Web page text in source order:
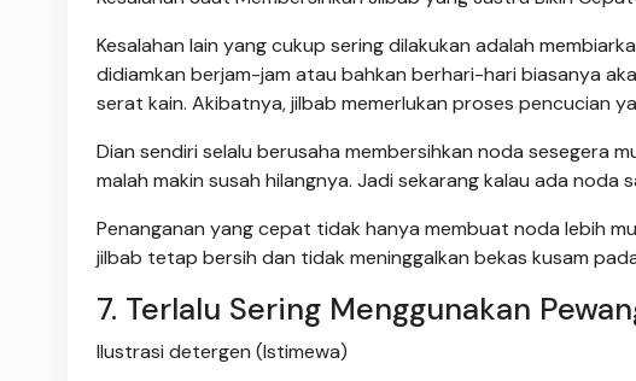
Kesalahan lain yang cukup sering dilakukan adalah
didiamkan berjam-jam atau bahkan berhari-hari biasanya
serat kain. Akibatnya, jilbab memerlukan proses pencucian
Dian sendiri selalu berusaha membersihkan noda sesegera
malah makin susah hilangnya. Jadi sekarang kalau ada noda
Penanganan yang cepat tidak hanya membuat noda lebih
jilbab tetap bersih dan tidak meninggalkan bekas kusam
7. Terlalu Sering Menggunakan
Ilustrasi detergen (Istimewa)